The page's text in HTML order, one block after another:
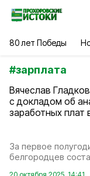
80 лет Победы
#зарплата
Вячеслав
с докладом об
заработных плат
За первое
белгородцев